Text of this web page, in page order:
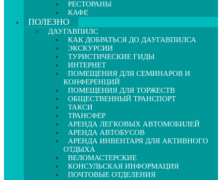
РЕСТОРАНЫ
КАФЕ
ПОЛЕЗНО
ДАУГАВПИЛС
КАК ДОБРАТЬСЯ ДО ДАУГАВПИЛСА
ЭКСКУРСИИ
ТУРИСТИЧЕСКИЕ ГИДЫ
ИНТЕРНЕТ
ПОМЕЩЕНИЯ ДЛЯ СЕМИНАРОВ И
КОНФЕРЕНЦИЙ
ПОМЕЩЕНИЯ ДЛЯ ТОРЖЕСТВ
ОБЩЕСТВЕННЫЙ ТРАНСПОРТ
ТАКСИ
ТРАНСФЕР
АРЕНДА ЛЕГКОВЫХ АВТОМОБИЛЕЙ
АРЕНДА АВТОБУСОВ
АРЕНДА ИНВЕНТАРЯ ДЛЯ АКТИВНОГО
ОТДЫХА
ВЕЛОМАСТЕРСКИЕ
КОНСУЛЬСКАЯ ИНФОРМАЦИЯ
ПОЧТОВЫЕ ОТДЕЛЕНИЯ